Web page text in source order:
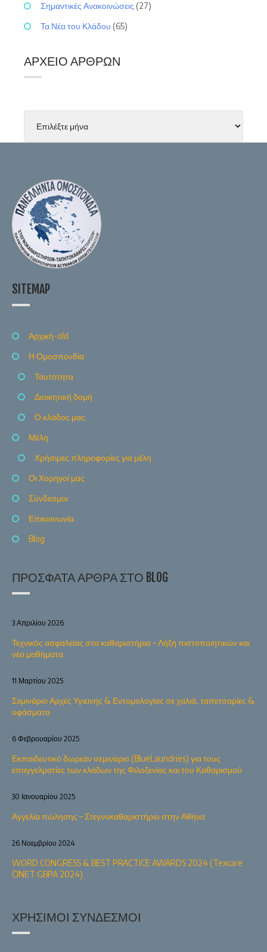
Σημαντικές Ανακοινώσεις (27)
Τα Νέα του Κλάδου (65)
ΑΡΧΕΊΟ ΆΡΘΡΩΝ
SITEMAP
Αρχική-old
Η Ομοσπονδία
Ταυτότητα
Διοικητική δομή
Ο κλάδος μας
Μέλη
Χρήσιμες πληροφορίες για μέλη
Οι Χορηγοί μας
Σύνδεσμοι
Επικοινωνία
Blog
ΠΡΌΣΦΑΤΑ ΆΡΘΡΑ ΣΤΟ BLOG
Τεχνικός ασφαλείας στα καθαριστήρια – Λήξη πιστοποιητικών και
νέα μαθήματα
3 Απριλίου 2026
Σεμινάριο Αρχές Υγιεινής & Εντομολογίας σε χαλιά, ταπετσαρίες &
υφάσματα
11 Μαρτίου 2025
Εκπαιδευτικό δωρεάν σεμινάριο (BlueLaundries) για τους
επαγγελματίες των κλάδων της Φιλοξενίας και του Καθαρισμού
6 Φεβρουαρίου 2025
Αγγελία πώλησης – Στεγνοκαθαριστήριο στην Αθήνα
30 Ιανουαρίου 2025
WORD CONGRESS & BEST PRACTICE AWARDS 2024 (Texcare
CINET GBPA 2024)
26 Νοεμβρίου 2024
ΧΡΉΣΙΜΟΙ ΣΎΝΔΕΣΜΟΙ